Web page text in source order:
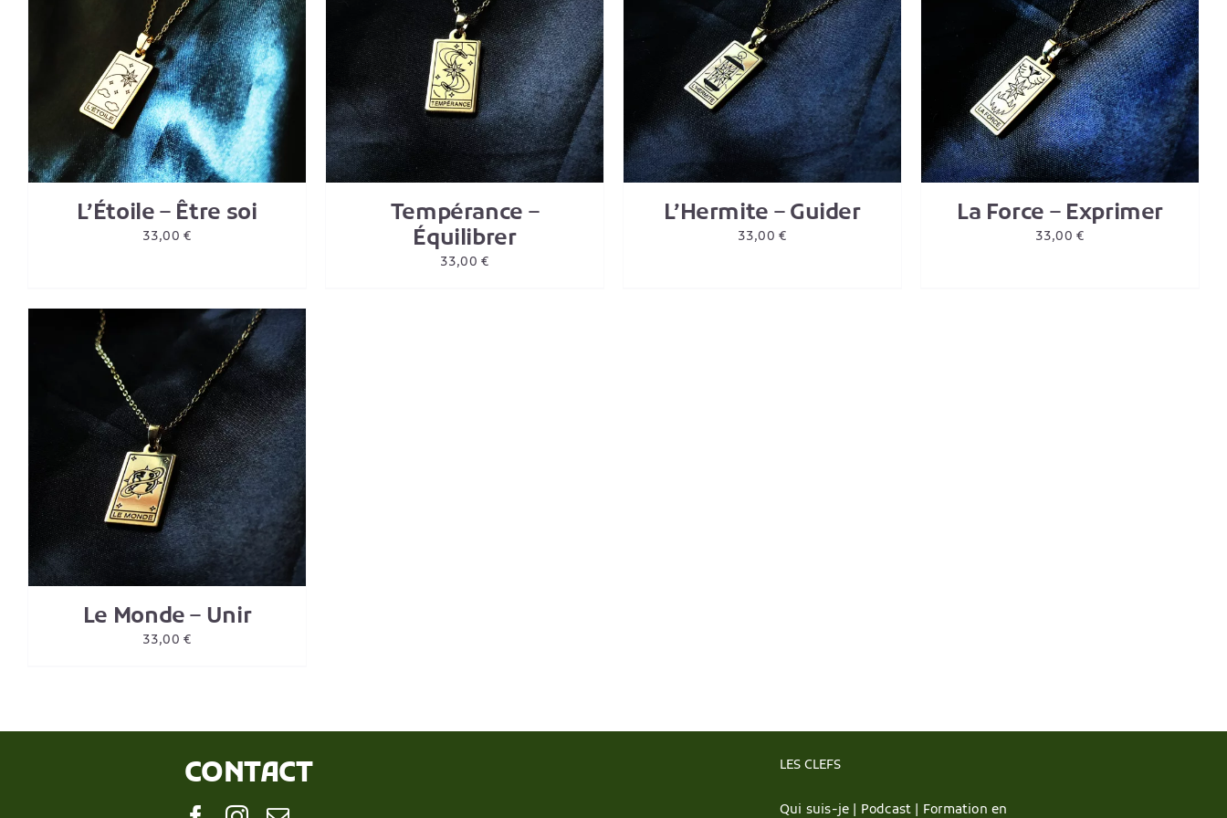
L’Étoile – Être soi
33,00€
AJOUTER AU PANIER / DETAILS
Tempérance –
Équilibrer
33,00€
AJOUTER AU PANIER / DETAILS
L’Hermite – Guider
33,00€
AJOUTER AU PANIER / DETAILS
La Force – Exprimer
33,00€
Le Monde – Unir
33,00€
CONTACT LES CLEFS
Qui suis-je | Podcast | Formation en